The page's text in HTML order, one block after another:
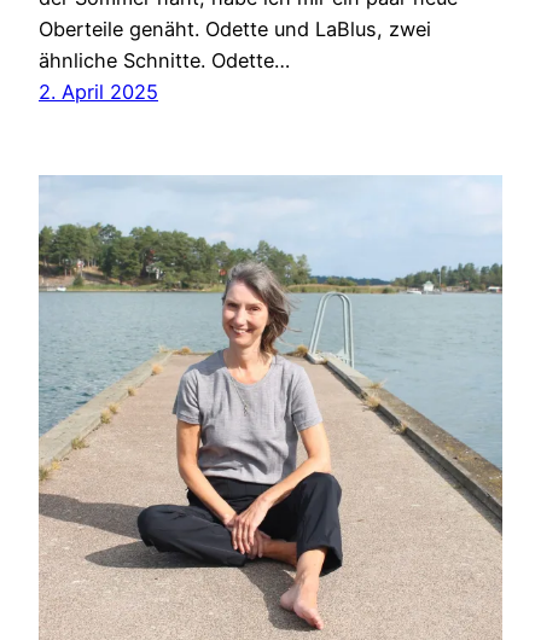
Oberteile genäht. Odette und LaBlus, zwei
ähnliche Schnitte. Odette…
2. April 2025